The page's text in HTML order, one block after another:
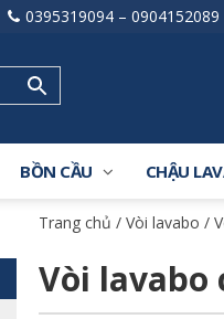
0395319094 – 0904152089
BỒN CẦU CHẬU
Trang chủ / Vòi lavabo /
Vòi lavabo